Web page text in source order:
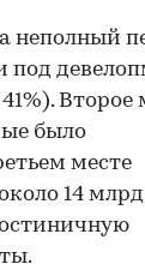
неполный
Второе
было
месте
14 млрд